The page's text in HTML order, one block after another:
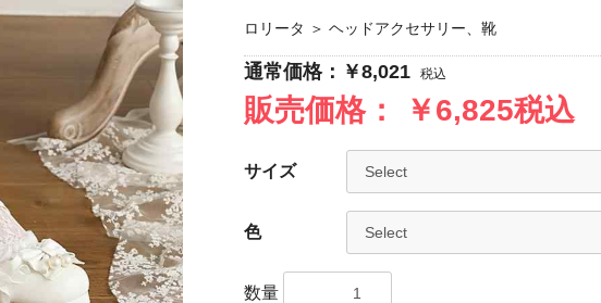
ロリータ ＞ ヘッドアクセサリー、靴
通常価格：￥8,021 税込
販売価格： ￥6,825税込
サイズ
色
数量